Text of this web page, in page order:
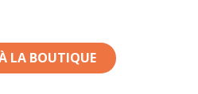
LA BOUTIQUE